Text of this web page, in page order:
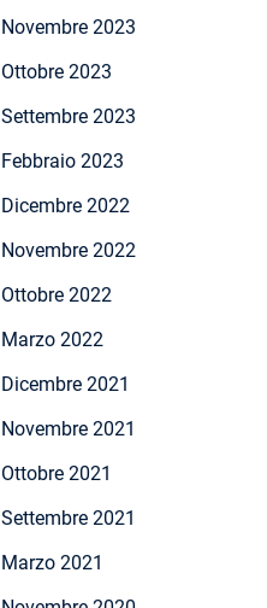
Novembre 2023
Ottobre 2023
Settembre 2023
Febbraio 2023
Dicembre 2022
Novembre 2022
Ottobre 2022
Marzo 2022
Dicembre 2021
Novembre 2021
Ottobre 2021
Settembre 2021
Marzo 2021